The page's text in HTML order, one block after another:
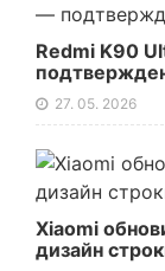
Redmi K90
27. 05. 2026
Xiaomi
дизайн